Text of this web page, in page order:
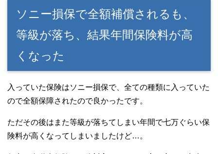
ソニー損保で全額補償されるも、
等級が落ち、結果年間保険料が高
くなった
入っていた保険はソニー損保で、全ての種類に入っていた
ので全額保障されたので良かったです。
ただその後はまた等級が落ちてしまい年間で七万ぐらい保
険料が高くなってしまいましたけど…。